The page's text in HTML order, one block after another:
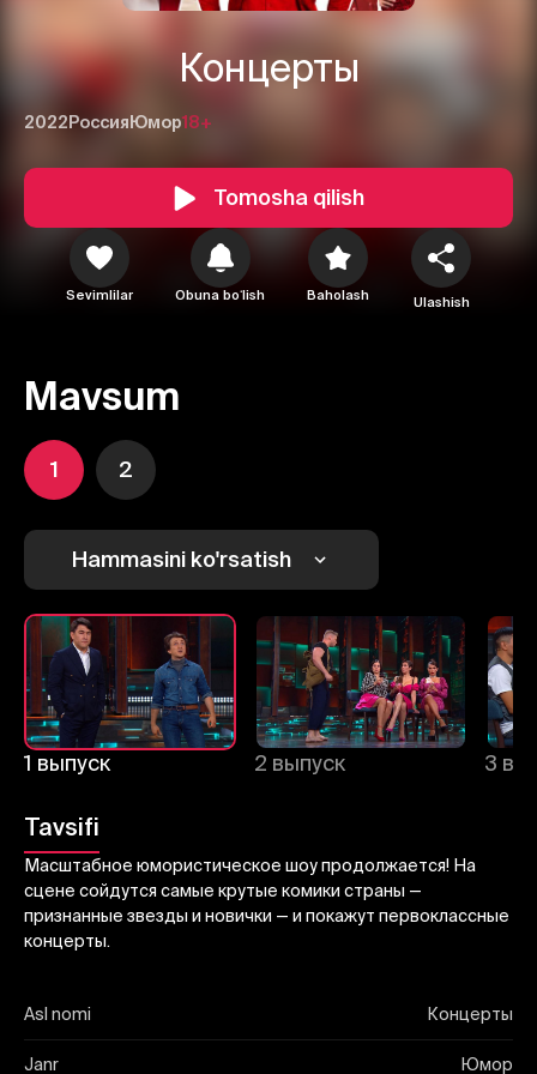
Концерты
2022 Россия Юмор18+
Tomosha qilish
Sevimlilar Obuna boʻlish Baholash Ulashish
Mavsum
1 2
Hammasini ko'rsatish
1 выпуск 2 выпуск 3
Tavsifi
Масштабное юмористическое шоу продолжается! На
сцене сойдутся самые крутые комики страны —
признанные звезды и новички — и покажут первоклассные
концерты.
Asl nomi Концерты
Janr Юмор
Tizimga kirish